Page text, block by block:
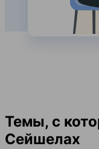
Темы, с
Сейшелах